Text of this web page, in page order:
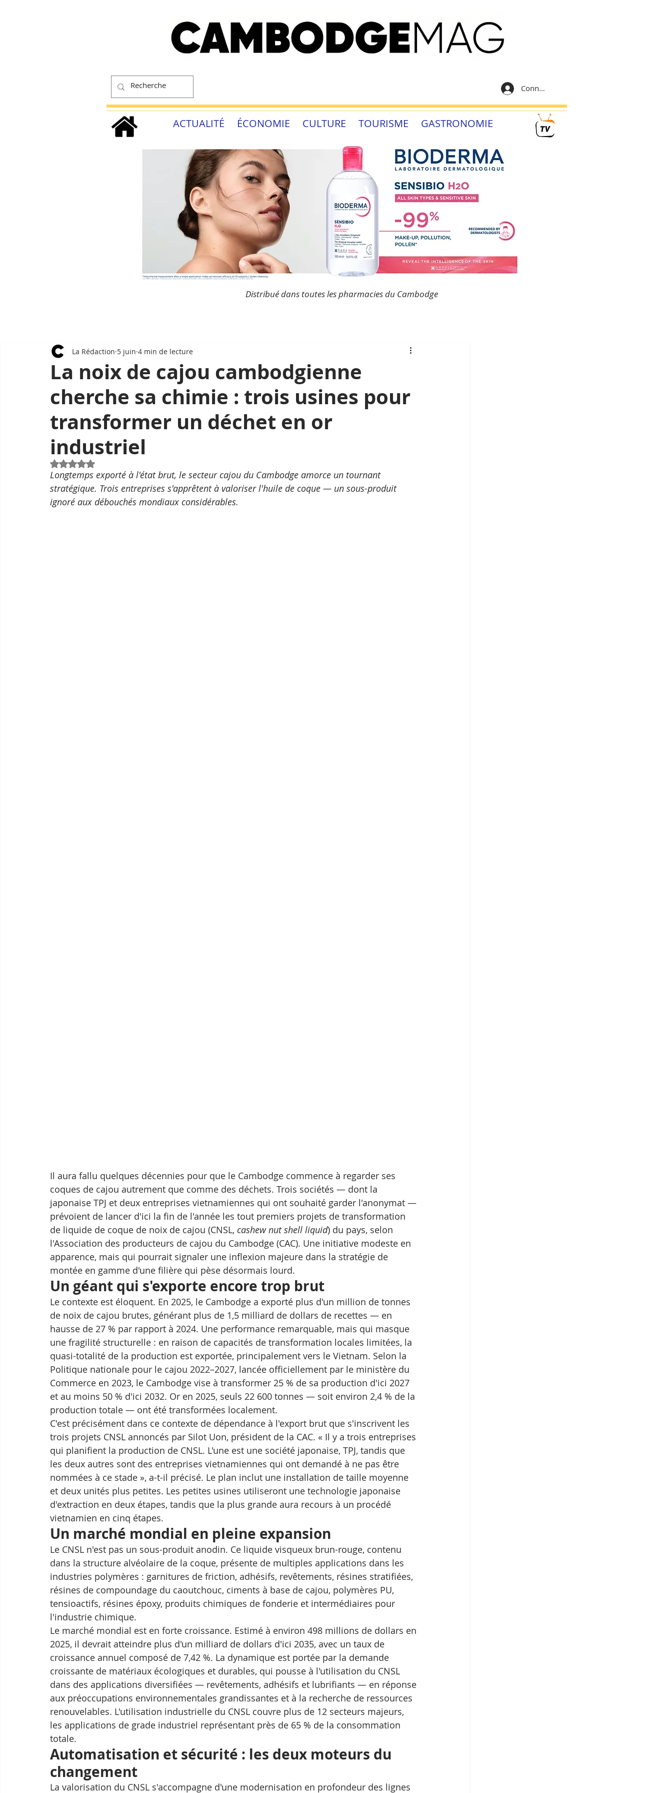
Connexion
ACTUALITÉ ÉCONOMIE CULTURE TOURISME GASTRONOMIE
Distribué dans toutes les pharmacies du Cambodge
La noix de cajou cambodgienne
cherche sa chimie : trois usines pour
transformer un déchet en or
industriel
La Rédaction 5 juin 4 min de lecture
Noté NaN étoiles sur 5.
Longtemps exporté à l'état brut, le secteur cajou du Cambodge amorce un tournant
stratégique. Trois entreprises s'apprêtent à valoriser l'huile de coque — un sous-produit
ignoré aux débouchés mondiaux considérables.
Il aura fallu quelques décennies pour que le Cambodge commence à regarder ses
coques de cajou autrement que comme des déchets. Trois sociétés — dont la
japonaise TPJ et deux entreprises vietnamiennes qui ont souhaité garder l'anonymat —
prévoient de lancer d'ici la fin de l'année les tout premiers projets de transformation
de liquide de coque de noix de cajou (CNSL, cashew nut shell liquid) du pays, selon
l'Association des producteurs de cajou du Cambodge (CAC). Une initiative modeste en
apparence, mais qui pourrait signaler une inflexion majeure dans la stratégie de
montée en gamme d'une filière qui pèse désormais lourd.
Un géant qui s'exporte encore trop brut
Le contexte est éloquent. En 2025, le Cambodge a exporté plus d'un million de tonnes
de noix de cajou brutes, générant plus de 1,5 milliard de dollars de recettes — en
hausse de 27 % par rapport à 2024. Une performance remarquable, mais qui masque
une fragilité structurelle : en raison de capacités de transformation locales limitées, la
quasi-totalité de la production est exportée, principalement vers le Vietnam. Selon la
Politique nationale pour le cajou 2022–2027, lancée officiellement par le ministère du
Commerce en 2023, le Cambodge vise à transformer 25 % de sa production d'ici 2027
et au moins 50 % d'ici 2032. Or en 2025, seuls 22 600 tonnes — soit environ 2,4 % de la
production totale — ont été transformées localement.
C'est précisément dans ce contexte de dépendance à l'export brut que s'inscrivent les
trois projets CNSL annoncés par Silot Uon, président de la CAC. « Il y a trois entreprises
qui planifient la production de CNSL. L'une est une société japonaise, TPJ, tandis que
les deux autres sont des entreprises vietnamiennes qui ont demandé à ne pas être
nommées à ce stade », a-t-il précisé. Le plan inclut une installation de taille moyenne
et deux unités plus petites. Les petites usines utiliseront une technologie japonaise
d'extraction en deux étapes, tandis que la plus grande aura recours à un procédé
vietnamien en cinq étapes.
Un marché mondial en pleine expansion
Le CNSL n'est pas un sous-produit anodin. Ce liquide visqueux brun-rouge, contenu
dans la structure alvéolaire de la coque, présente de multiples applications dans les
industries polymères : garnitures de friction, adhésifs, revêtements, résines stratifiées,
résines de compoundage du caoutchouc, ciments à base de cajou, polymères PU,
tensioactifs, résines époxy, produits chimiques de fonderie et intermédiaires pour
l'industrie chimique.
Le marché mondial est en forte croissance. Estimé à environ 498 millions de dollars en
2025, il devrait atteindre plus d'un milliard de dollars d'ici 2035, avec un taux de
croissance annuel composé de 7,42 %. La dynamique est portée par la demande
croissante de matériaux écologiques et durables, qui pousse à l'utilisation du CNSL
dans des applications diversifiées — revêtements, adhésifs et lubrifiants — en réponse
aux préoccupations environnementales grandissantes et à la recherche de ressources
renouvelables. L'utilisation industrielle du CNSL couvre plus de 12 secteurs majeurs,
les applications de grade industriel représentant près de 65 % de la consommation
totale.
Automatisation et sécurité : les deux moteurs du
changement
La valorisation du CNSL s'accompagne d'une modernisation en profondeur des lignes